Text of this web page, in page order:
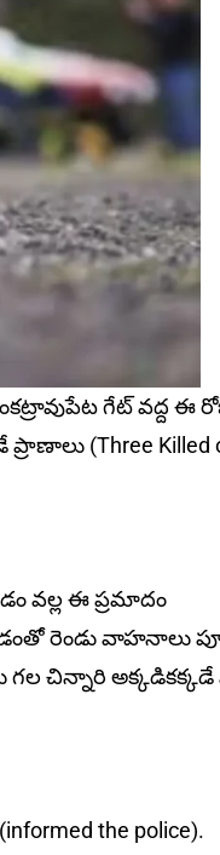
గేట్‌ వద్ద ఈ
(Three Killed
వల్ల ఈ ప్రమాదం
రెండు వాహనాలు
చిన్నారి
the police).